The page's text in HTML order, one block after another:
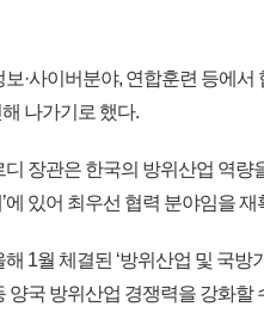
보·사이버분야, 연합훈련 등에서
나가기로 했다.
디 장관은 한국의 방위산업 역량
에 있어 최우선 협력 분야임을 재
해 1월 체결된 ‘방위산업 및 국
양국 방위산업 경쟁력을 강화